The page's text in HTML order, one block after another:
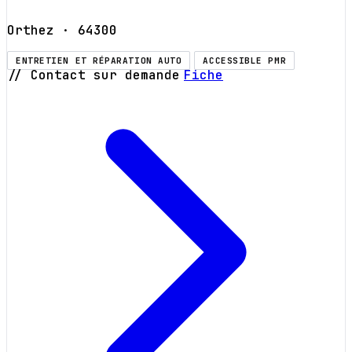
Orthez · 64300
ENTRETIEN ET RÉPARATION AUTO ACCESSIBLE PMR
// Contact sur demande Fiche